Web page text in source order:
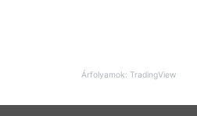
Árfolyamok: TradingView